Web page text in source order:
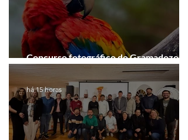
Concurso fotográfico do Gramadozoo
entra na reta final de inscrições
há 15 horas